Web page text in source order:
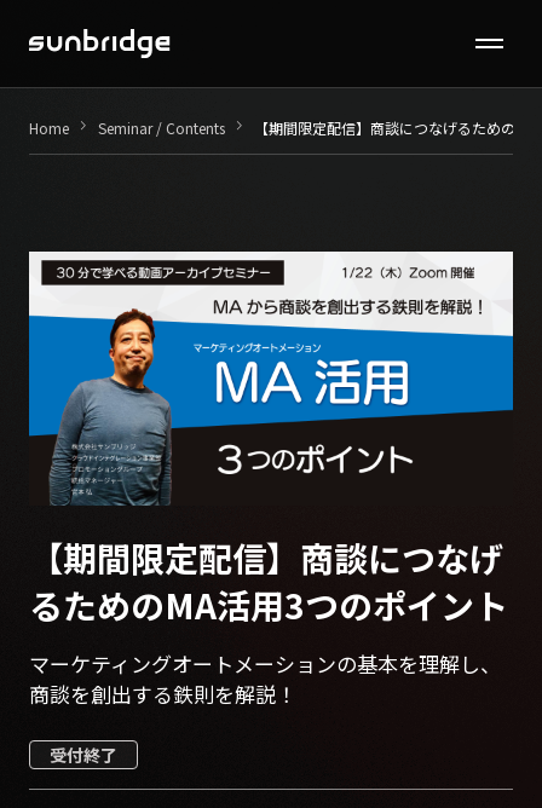
Seminar / Contents
Company
Recruit
Contact
Home keyboard_arrow_right Seminar / Contents keyboard_arrow_right 【期間限定配信】商談につなげるための
【期間限定配信】商談につなげ
るためのMA活用3つのポイント
マーケティングオートメーションの基本を理解し、
商談を創出する鉄則を解説！
受付終了